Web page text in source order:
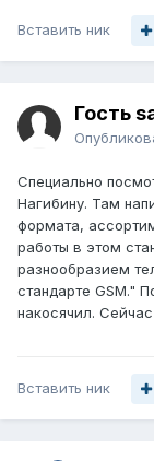
Вставить ник
Гость
Специально
Нагибину. Там
формата,
работы в этом
разнообразием
стандарте GSM."
накосячил.
Вставить ник